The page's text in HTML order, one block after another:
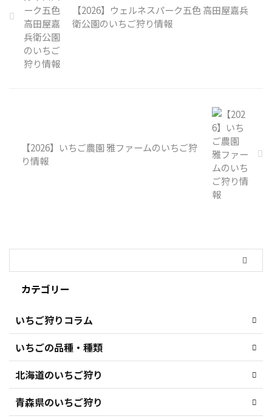
【2026】ウェルネスパーク五色 高田屋嘉兵
衛公園のいちご狩り情報
【2026】いちご農園 雅ファームのいちご狩
り情報
カテゴリー
いちご狩りコラム
いちごの品種・種類
北海道のいちご狩り
青森県のいちご狩り